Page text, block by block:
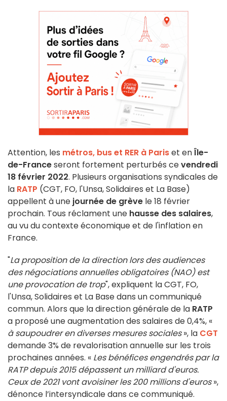
Attention, les métros, bus et RER à Pariset enÎle-
de-Franceseront fortement perturbés cevendredi
18 février 2022. Plusieurs organisations syndicales de
la RATP (CGT, FO, l'Unsa, Solidaires et La Base)
appellent à une journée de grève le 18 février
prochain. Tous réclament une hausse des salaires,
au vu du contexte économique et de l'inflation en
France.
"La proposition de la direction lors des audiences
des négociations annuelles obligatoires (NAO) est
une provocation de trop", expliquent la CGT, FO,
l'Unsa, Solidaires et La Base dans un communiqué
commun. Alors que la direction générale de la RATP
a proposé une augmentation des salaires de 0,4%, «
à saupoudrer en diverses mesures sociales», la CGT
demande 3% de revalorisation annuelle sur les trois
prochaines années. « Les bénéfices engendrés par la
RATP depuis 2015 dépassent un milliard d'euros.
Ceux de 2021 vont avoisiner les 200 millions d'euros»,
dénonce l’intersyndicale dans ce communiqué.